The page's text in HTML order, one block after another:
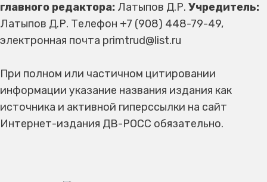
главного редактора: Латыпов Д.Р. Учредитель:
Латыпов Д.Р. Телефон +7 (908) 448-79-49,
электронная почта primtrud@list.ru
При полном или частичном цитировании
информации указание названия издания как
источника и активной гиперссылки на сайт
Интернет-издания ДВ-РОСС обязательно.